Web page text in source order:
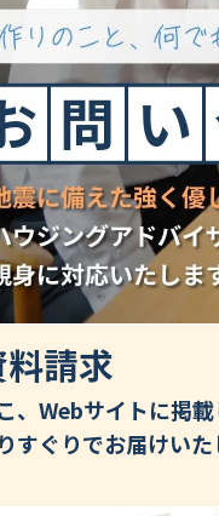
請求
、Webサイトに掲
すぐりでお届けいた